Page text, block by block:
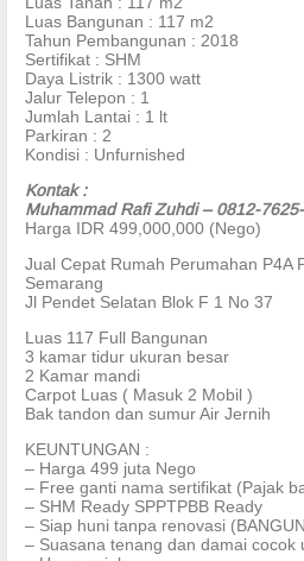
Luas Bangunan : 117 m2
Tahun Pembangunan : 2018
Sertifikat : SHM
Daya Listrik : 1300 watt
Jalur Telepon : 1
Jumlah Lantai : 1 lt
Parkiran : 2
Kondisi : Unfurnished
Kontak :
Muhammad Rafi Zuhdi – 0812-
Harga IDR 499,000,000 (Nego)
Jual Cepat Rumah Perumahan P4A
Semarang
Jl Pendet Selatan Blok F 1 No 37
Luas 117 Full Bangunan
3 kamar tidur ukuran besar
2 Kamar mandi
Carpot Luas ( Masuk 2 Mobil )
Bak tandon dan sumur Air Jernih
KEUNTUNGAN :
– Harga 499 juta Nego
– Free ganti nama sertifikat (Pajak
– SHM Ready SPPTPBB Ready
– Siap huni tanpa renovasi
– Suasana tenang dan damai cocok